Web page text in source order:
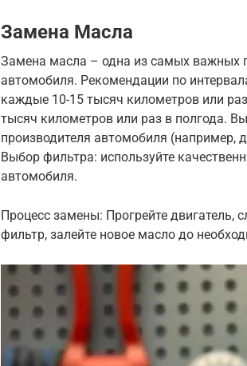
Замена Масла
Замена масла – одна из самых важных
автомобиля. Рекомендации по
каждые 10-15 тысяч километров или
тысяч километров или раз в полгода.
производителя автомобиля (например,
Выбор фильтра: используйте
автомобиля.
Процесс замены: Прогрейте двигатель,
фильтр, залейте новое масло до